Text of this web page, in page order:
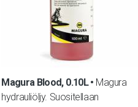
Magura Blood, 0.10L
Magura
hydrauliöljy. Suositellaan